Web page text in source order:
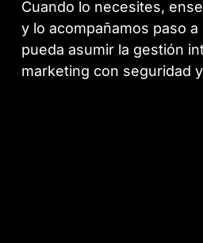
Cuando lo necesites,
y lo acompañamos paso
pueda asumir la gestión
marketing con seguridad